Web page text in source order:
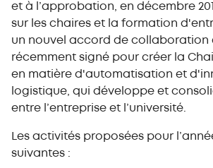
et à l’approbation, en décembre
sur les chaires et la formation
un nouvel accord de collaboration
récemment signé pour créer la
en matière d'automatisation et
logistique, qui développe et
entre l’entreprise et l’université.
Les activités proposées pour
suivantes :